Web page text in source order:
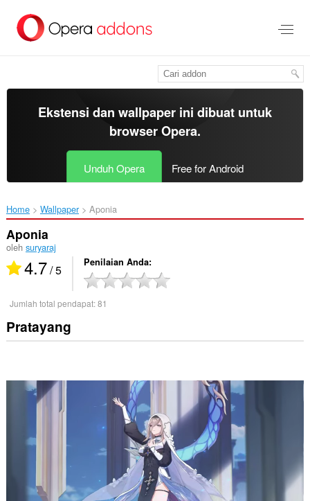
konten
Ekstensi dan wallpaper ini dibuat untuk
browser Opera.
Unduh Opera Free for Android
Home Wallpaper Aponia‎
Aponia
oleh suryaraj
4.7/ 5 Penilaian Anda
Jumlah total pendapat:81
Pratayang